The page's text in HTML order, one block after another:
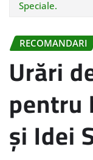
Speciale.
RECOMANDARI
Urări
pentru
și Idei